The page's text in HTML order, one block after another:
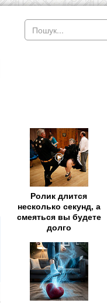
Ролик длится
несколько секунд, а
смеяться вы будете
долго